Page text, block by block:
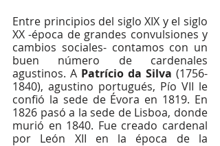
Entre principios del siglo XIX y el siglo
XX -época de grandes convulsiones y
cambios sociales- contamos con un
buen número de cardenales
agustinos. A Patrício da Silva (1756-
1840), agustino portugués, Pío VII le
confió la sede de Évora en 1819. En
1826 pasó a la sede de Lisboa, donde
murió en 1840. Fue creado cardenal
por León XII en la época de la